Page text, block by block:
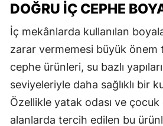
DOĞRU İÇ CEPHE
İç mekânlarda kullanılan
zarar vermemesi büyük önem
cephe ürünleri, su bazlı
seviyeleriyle daha sağlıklı bir
Özellikle yatak odası ve çocuk
alanlarda tercih edilen bu